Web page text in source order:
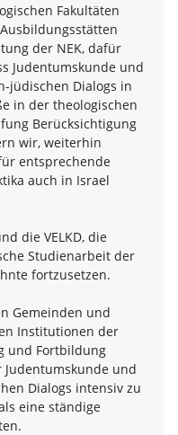
Fakultäten
der NEK, dafür
Judentumskunde und
jüdischen Dialogs in
in der theologischen
Berücksichtigung
wir, weiterhin
entsprechende
auch in Israel
die VELKD, die
Studienarbeit der
fortzusetzen.
Gemeinden und
Institutionen der
und Fortbildung
und
Dialogs intensiv zu
eine ständige